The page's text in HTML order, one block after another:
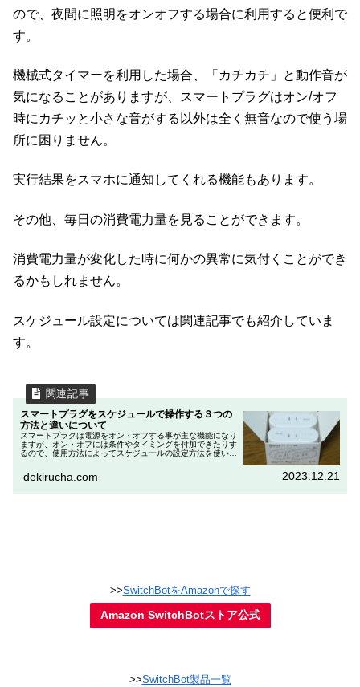
ので、夜間に照明をオンオフする場合に利用すると便利で
す。
機械式タイマーを利用した場合、「カチカチ」と動作音が
気になることがありますが、スマートプラグはオン/オフ
時にカチッと小さな音がする以外は全く無音なので使う場
所に困りません。
実行結果をスマホに通知してくれる機能もあります。
その他、毎日の消費電力量を見ることができます。
消費電力量が変化した時に何かの異常に気付くことができ
るかもしれません。
スケジュール設定については関連記事でも紹介していま
す。
スマートプラグをスケジュールで操作する３つの
方法と違いについて
スマートプラグは電源をオン・オフする事が主な機能になり
ますが、オン・オフには条件やタイミングを付加できたりす
るので、使用方法によってスケジュールの設定方法を使い分
dekirucha.com 2023.12.21
>>SwitchBotをAmazonで探す
Amazon SwitchBotストア公式
>>SwitchBot製品一覧